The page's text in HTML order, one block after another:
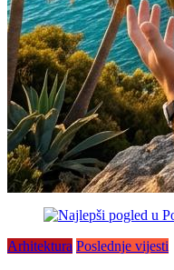
Arhitektura Poslednje vijesti